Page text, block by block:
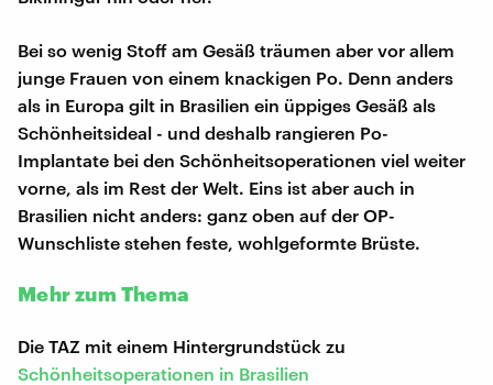
Bei so wenig Stoff am Gesäß träumen aber vor allem
junge Frauen von einem knackigen Po. Denn anders
als in Europa gilt in Brasilien ein üppiges Gesäß als
Schönheitsideal - und deshalb rangieren Po-
Implantate bei den Schönheitsoperationen viel weiter
vorne, als im Rest der Welt. Eins ist aber auch in
Brasilien nicht anders: ganz oben auf der OP-
Wunschliste stehen feste, wohlgeformte Brüste.
Mehr zum Thema
Die TAZ mit einem Hintergrundstück zu
Schönheitsoperationen in Brasilien